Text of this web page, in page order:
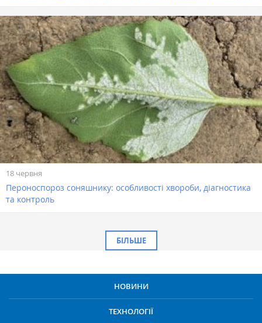
18 червня
Пероноспороз соняшнику: особливості хвороби, діагностика
та контроль
БІЛЬШЕ
НОВИНИ
ТЕХНОЛОГІЇ